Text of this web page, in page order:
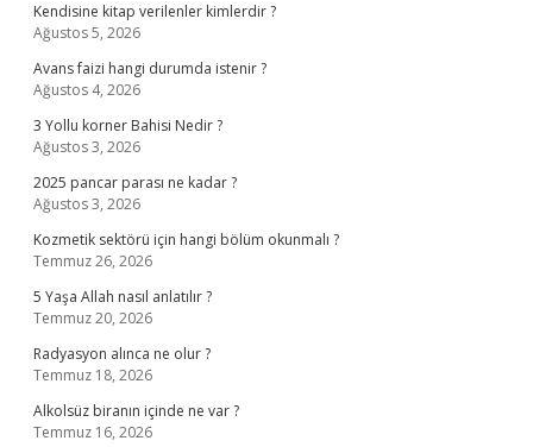
Kendisine kitap verilenler kimlerdir ?
Ağustos 5, 2026
Avans faizi hangi durumda istenir ?
Ağustos 4, 2026
3 Yollu korner Bahisi Nedir ?
Ağustos 3, 2026
2025 pancar parası ne kadar ?
Ağustos 3, 2026
Kozmetik sektörü için hangi bölüm okunmalı ?
Temmuz 26, 2026
5 Yaşa Allah nasıl anlatılır ?
Temmuz 20, 2026
Radyasyon alınca ne olur ?
Temmuz 18, 2026
Alkolsüz biranın içinde ne var ?
Temmuz 16, 2026